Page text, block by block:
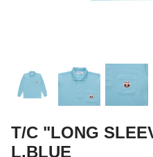
T/C "LONG
L.BLUE